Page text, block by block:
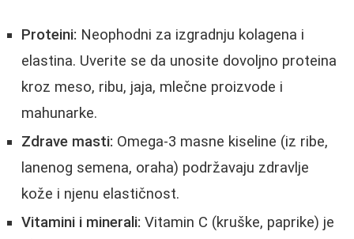
Proteini: Neophodni za izgradnju kolagena i
elastina. Uverite se da unosite dovoljno proteina
kroz meso, ribu, jaja, mlečne proizvode i
mahunarke.
Zdrave masti: Omega-3 masne kiseline (iz ribe,
lanenog semena, oraha) podržavaju zdravlje
kože i njenu elastičnost.
Vitamini i minerali: Vitamin C (kruške, paprike) je